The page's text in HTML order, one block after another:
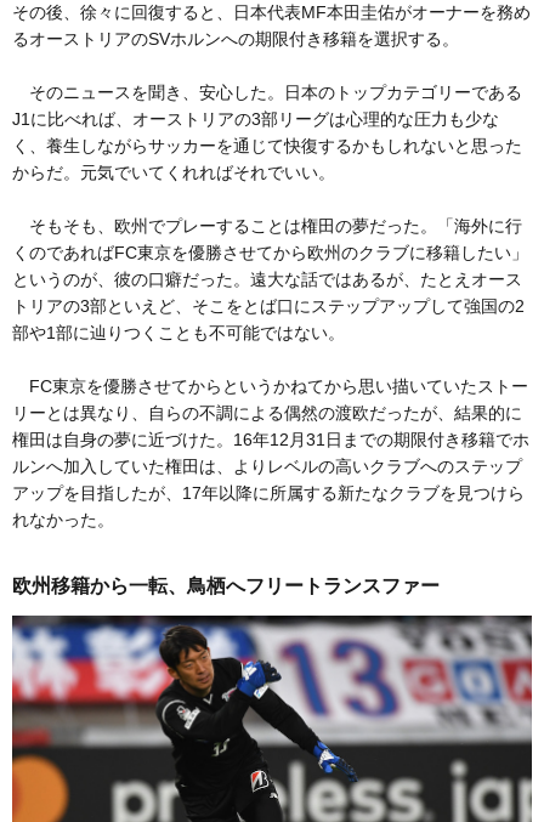
その後、徐々に回復すると、日本代表MF本田圭佑がオーナーを務め
るオーストリアのSVホルンへの期限付き移籍を選択する。
そのニュースを聞き、安心した。日本のトップカテゴリーである
J1に比べれば、オーストリアの3部リーグは心理的な圧力も少な
く、養生しながらサッカーを通じて快復するかもしれないと思った
からだ。元気でいてくれればそれでいい。
そもそも、欧州でプレーすることは権田の夢だった。「海外に行
くのであればFC東京を優勝させてから欧州のクラブに移籍したい」
というのが、彼の口癖だった。遠大な話ではあるが、たとえオース
トリアの3部といえど、そこをとば口にステップアップして強国の2
部や1部に辿りつくことも不可能ではない。
FC東京を優勝させてからというかねてから思い描いていたストー
リーとは異なり、自らの不調による偶然の渡欧だったが、結果的に
権田は自身の夢に近づけた。16年12月31日までの期限付き移籍でホ
ルンへ加入していた権田は、よりレベルの高いクラブへのステップ
アップを目指したが、17年以降に所属する新たなクラブを見つけら
れなかった。
欧州移籍から一転、鳥栖へフリートランスファー